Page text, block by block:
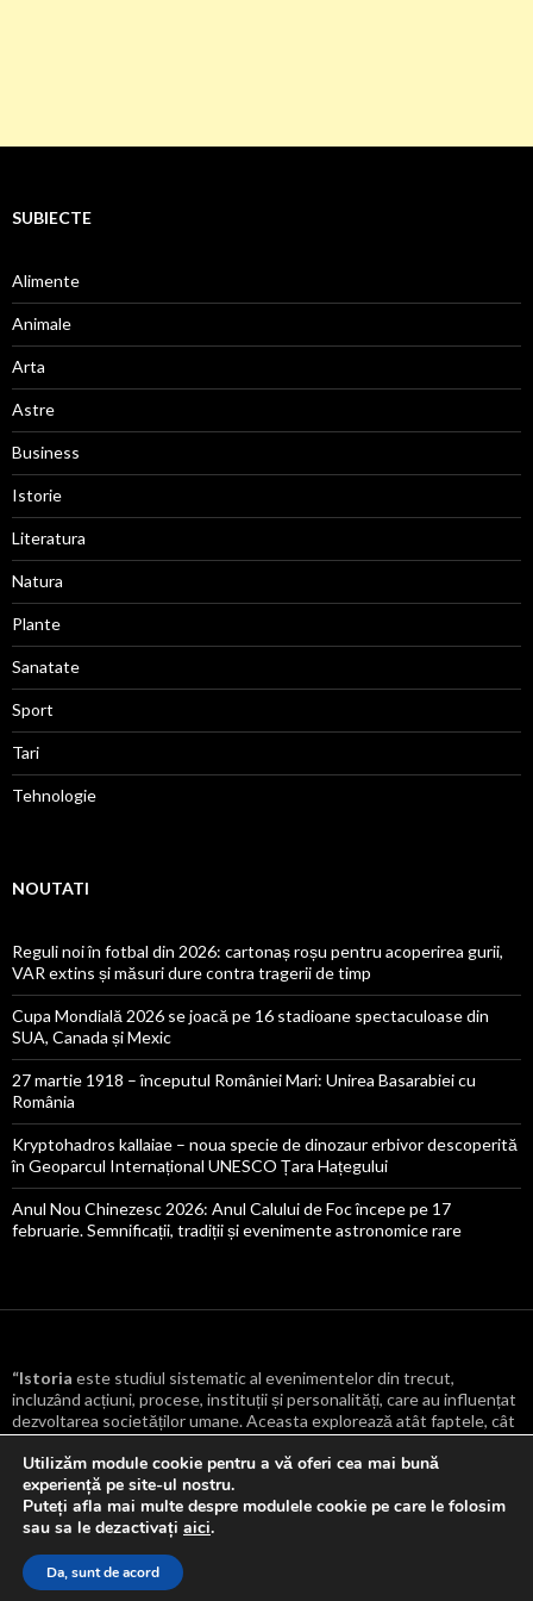
SUBIECTE
Alimente
Animale
Arta
Astre
Business
Istorie
Literatura
Natura
Plante
Sanatate
Sport
Tari
Tehnologie
NOUTATI
Reguli noi în fotbal din 2026: cartonaș roșu pentru acoperirea gurii,
VAR extins și măsuri dure contra tragerii de timp
Cupa Mondială 2026 se joacă pe 16 stadioane spectaculoase din
SUA, Canada și Mexic
27 martie 1918 – începutul României Mari: Unirea Basarabiei cu
România
Kryptohadros kallaiae – noua specie de dinozaur erbivor descoperită
în Geoparcul Internațional UNESCO Țara Hațegului
Anul Nou Chinezesc 2026: Anul Calului de Foc începe pe 17
februarie. Semnificații, tradiții și evenimente astronomice rare
“Istoria este studiul sistematic al evenimentelor din trecut,
incluzând acțiuni, procese, instituții și personalități, care au influențat
dezvoltarea societăților umane. Aceasta explorează atât faptele, cât
și cauzele și consecințele lor, oferind o înțelegere mai profundă a
transformărilor culturale, politice, economice și sociale care au
modelat lumea. “
Proudly powered by WordPress
Utilizăm module cookie pentru a vă oferi cea mai bună
experiență pe site-ul nostru.
Puteți afla mai multe despre modulele cookie pe care le folosim
sau sa le dezactivați aici.
Da, sunt de acord